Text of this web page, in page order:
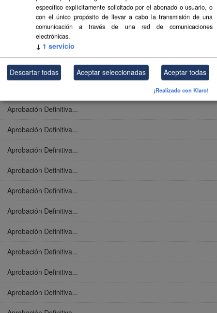
Aprobación Definitiva...
Aprobación Definitiva...
Aprobación Definitiva...
Aprobación Definitiva...
Aprobación Definitiva...
Aprobación Definitiva...
Aprobación Definitiva...
Aprobación Definitiva...
Aprobación Definitiva...
Aprobación Definitiva...
Aprobación Definitiva...
Aprobación Definitiva...
Aprobación Definitiva...
Aprobación Definitiva...
específico explícitamente solicitado por el abonado o usuario, o
con el único propósito de llevar a cabo la transmisión de una
comunicación a través de una red de comunicaciones
electrónicas.
↓ 1 servicio
Descartar todas Aceptar seleccionadas Aceptar todas
¡Realizado con Klaro!